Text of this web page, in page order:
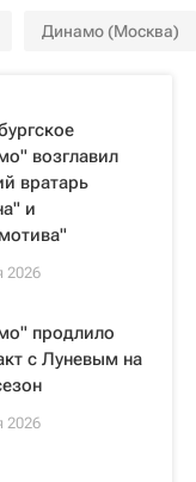
Динамо (Москва)
возглавил
вратарь
и
2026
продлило
с Луневым на
2026